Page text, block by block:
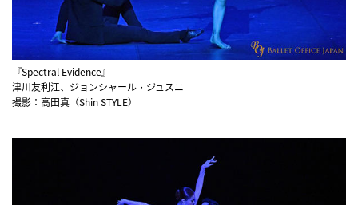
『Spectral Evidence』
津川友利江、ジョンシャール・ジュスニ
撮影：高田真（Shin STYLE）